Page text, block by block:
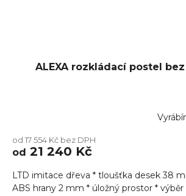
ALEXA rozkládací postel
produktu
je
z
5
od 17 554 Kč bez DPH
od 21 240 Kč
LTD imitace dřeva * tloušťka desek 38
ABS hrany 2 mm * úložný prostor *